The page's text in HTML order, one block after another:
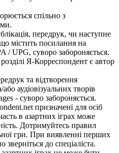
спільно з
передрук, чи наступне
містить посилання на
/ UPG, суворо забороняється.
Я-Корреспондент є автор
та відтворення
аудіовізуальних творів
- суворо забороняється.
призначені для осіб
в азартних іграх може
Дотримуйтесь правил
гри. При виявленні перших
зверніться до спеціаліста.